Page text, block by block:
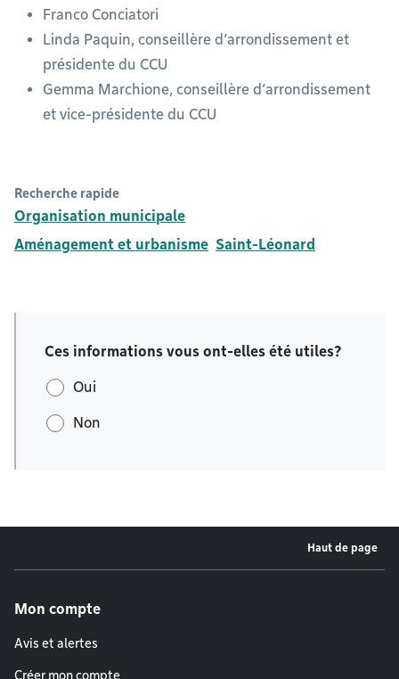
Franco Conciatori
Linda Paquin, conseillère d’arrondissement et
présidente du CCU
Gemma Marchione, conseillère d’arrondissement
et vice-présidente du CCU
Recherche rapide
Organisation municipale
Aménagement et urbanisme Saint-Léonard
Ces informations vous ont-elles été utiles?
Oui
Non
Haut de page
Mon compte
Avis et alertes
Créer mon compte